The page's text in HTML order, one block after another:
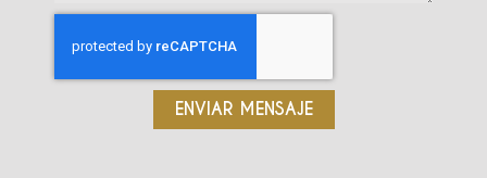
ENVIAR MENSAJE